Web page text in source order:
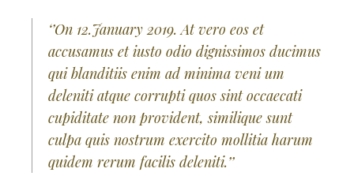
‘’On 12.January 2019. At vero eos et
accusamus et iusto odio dignissimos ducimus
qui blanditiis enim ad minima veni um
deleniti atque corrupti quos sint occaecati
cupiditate non provident, similique sunt
culpa quis nostrum exercito mollitia harum
quidem rerum facilis deleniti.’’